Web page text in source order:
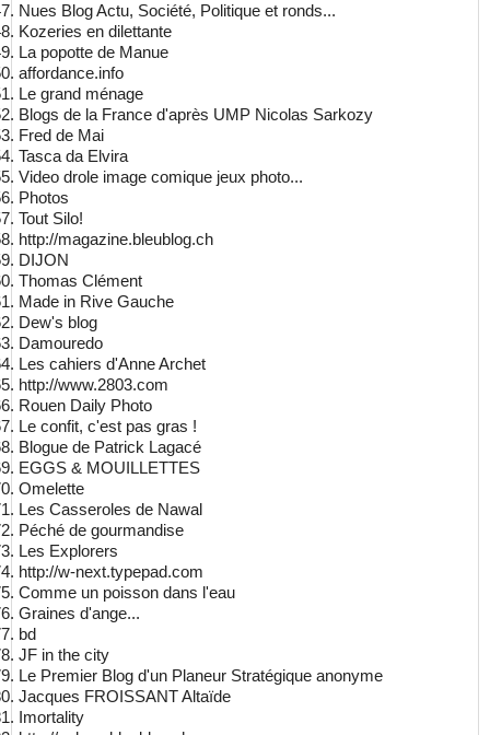
Nues Blog Actu, Société, Politique et ronds...
Kozeries en dilettante
La popotte de Manue
affordance.info
Le grand ménage
Blogs de la France d'après UMP Nicolas Sarkozy
Fred de Mai
Tasca da Elvira
Video drole image comique jeux photo...
Photos
Tout Silo!
http://magazine.bleublog.ch
DIJON
Thomas Clément
Made in Rive Gauche
Dew's blog
Damouredo
Les cahiers d'Anne Archet
http://www.2803.com
Rouen Daily Photo
Le confit, c'est pas gras !
Blogue de Patrick Lagacé
EGGS & MOUILLETTES
Omelette
Les Casseroles de Nawal
Péché de gourmandise
Les Explorers
http://w-next.typepad.com
Comme un poisson dans l'eau
Graines d'ange...
bd
JF in the city
Le Premier Blog d'un Planeur Stratégique anonyme
Jacques FROISSANT Altaïde
Imortality